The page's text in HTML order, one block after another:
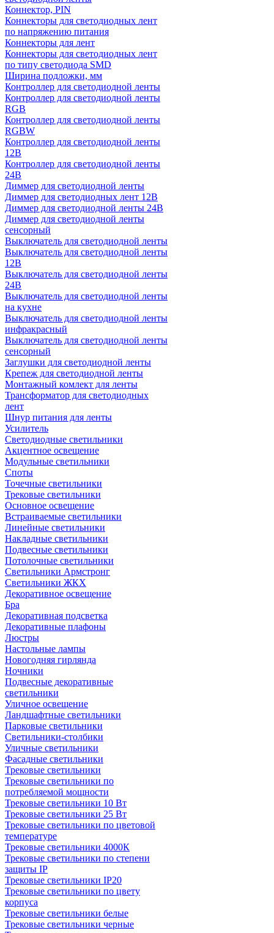
Коннектор, PIN
Коннекторы для светодиодных лент
по напряжению питания
Коннекторы для лент
Коннекторы для светодиодных лент
по типу светодиода SMD
Ширина подложки, мм
Контроллер для светодиодной ленты
Контроллер для светодиодной ленты
RGB
Контроллер для светодиодной ленты
RGBW
Контроллер для светодиодной ленты
12В
Контроллер для светодиодной ленты
24В
Диммер для светодиодной ленты
Диммер для светодиодных лент 12В
Диммер для светодиодной ленты 24В
Диммер для светодиодной ленты
сенсорный
Выключатель для светодиодной ленты
Выключатель для светодиодной ленты
12В
Выключатель для светодиодной ленты
24В
Выключатель для светодиодной ленты
на кухне
Выключатель для светодиодной ленты
инфракрасный
Выключатель для светодиодной ленты
сенсорный
Заглушки для светодиодной ленты
Крепеж для светодиодной ленты
Монтажный комлект для ленты
Трансформатор для светодиодных
лент
Шнур питания для ленты
Усилитель
Светодиодные светильники
Акцентное освещение
Модульные светильники
Споты
Точечные светильники
Трековые светильники
Основное освещение
Встраиваемые светильники
Линейные светильники
Накладные светильники
Подвесные светильники
Потолочные светильники
Светильники Армстронг
Светильники ЖКХ
Декоративное освещение
Бра
Декоративная подсветка
Декоративные плафоны
Люстры
Настольные лампы
Новогодняя гирлянда
Ночники
Подвесные декоративные
светильники
Уличное освещение
Ландшафтные светильники
Парковые светильники
Светильники-столбики
Уличные светильники
Фасадные светильники
Трековые светильники
Трековые светильники по
потребляемой мощности
Трековые светильники 10 Вт
Трековые светильники 25 Вт
Трековые светильники по цветовой
температуре
Трековые светильники 4000К
Трековые светильники по степени
защиты IP
Трековые светильники IP20
Трековые светильники по цвету
корпуса
Трековые светильники белые
Трековые светильники черные